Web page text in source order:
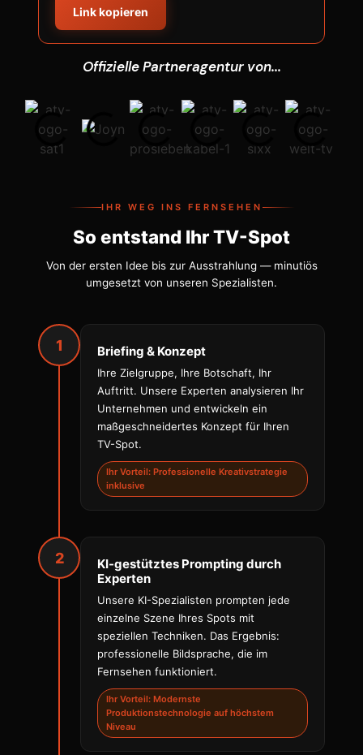
Link kopieren
Offizielle Partneragentur von...
IHR WEG INS FERNSEHEN
So entstand Ihr TV-Spot
Von der ersten Idee bis zur Ausstrahlung — minutiös
umgesetzt von unseren Spezialisten.
1 Briefing & Konzept
Ihre Zielgruppe, Ihre Botschaft, Ihr
Auftritt. Unsere Experten analysieren Ihr
Unternehmen und entwickeln ein
maßgeschneidertes Konzept für Ihren
TV-Spot.
Ihr Vorteil: Professionelle Kreativstrategie
inklusive
2
KI-gestütztes Prompting durch
Experten
Unsere KI-Spezialisten prompten jede
einzelne Szene Ihres Spots mit
speziellen Techniken. Das Ergebnis:
professionelle Bildsprache, die im
Fernsehen funktioniert.
Ihr Vorteil: Modernste
Produktionstechnologie auf höchstem
Niveau